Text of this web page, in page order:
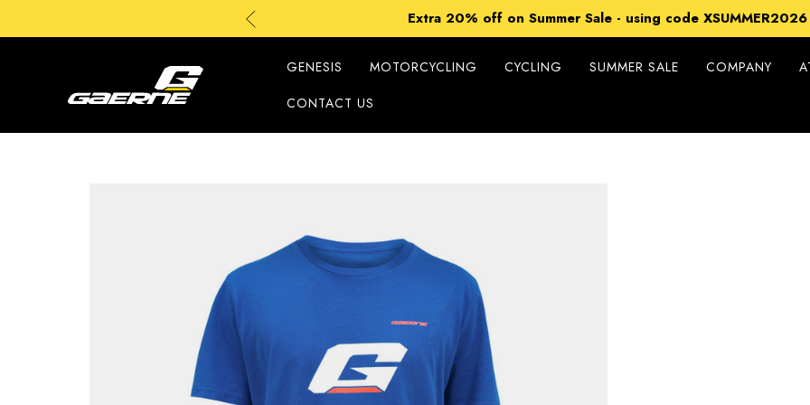
Extra 20% off on Summer Sale - using code XSUMMER2026
Free Shipping on all orders over 99€
GENESIS MOTORCYCLING CYCLING SUMMER SALE COMPANY
CONTACT US